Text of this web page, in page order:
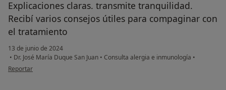
Explicaciones claras. transmite tranquilidad.
Recibí varios consejos útiles para compaginar con
el tratamiento
13 de junio de 2024
• Dr. José María Duque San Juan • Consulta alergia e inmunología •
en opinión del usuario Sergio
Reportar